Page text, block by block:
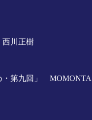
西川正樹
・第九回」 MOMONTA